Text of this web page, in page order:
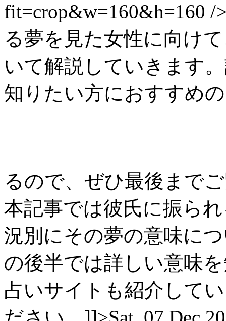
fit=crop&w=160&h=160
る夢を見た女性に向け
いて解説していきます
知りたい方におすすめ
るので、ぜひ最後まで
本記事では彼氏に振ら
況別にその夢の意味に
の後半では詳しい意味
占いサイトも紹介して